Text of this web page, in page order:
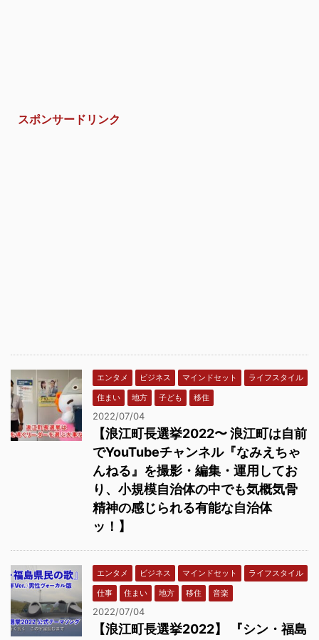
スポンサードリンク
エンタメ ビジネス マインドセット
ライフスタイル
住まい
地方 子ども 移住
2022/07/04
【浪江町長選挙2022〜 浪江町は自前
でYouTubeチャンネル『なみえちゃ
んねる』を撮影・編集・運用してお
り、小規模自治体の中でも気概気骨
精神の感じられる有能な自治体
ッ！】
エンタメ ビジネス マインドセット
ライフスタイル
仕事
住まい 地方 移住 音楽
2022/07/04
【浪江町長選挙2022】 『シン・福島